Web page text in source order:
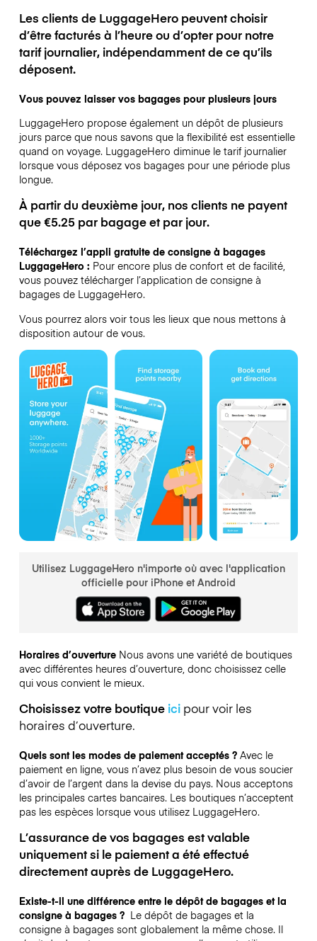
Les clients de LuggageHero peuvent choisir
d’être facturés à l’heure ou d’opter pour notre
tarif journalier, indépendamment de ce qu’ils
déposent.
Vous pouvez laisser vos bagages pour plusieurs jours
LuggageHero propose également un dépôt de plusieurs
jours parce que nous savons que la flexibilité est essentielle
quand on voyage. LuggageHero diminue le tarif journalier
lorsque vous déposez vos bagages pour une période plus
longue.
À partir du deuxième jour, nos clients ne payent
que €5.25 par bagage et par jour.
Téléchargez l’appli gratuite de consigne à bagages
LuggageHero :Pour encore plus de confort et de facilité,
vous pouvez télécharger l’application de consigne à
bagages de LuggageHero.
Vous pourrez alors voir tous les lieux que nous mettons à
disposition autour de vous.
Utilisez LuggageHero n'importe où avec l'application
officielle pour iPhone et Android
Horaires d’ouverture Nous avons une variété de boutiques
avec différentes heures d’ouverture, donc choisissez celle
qui vous convient le mieux.
Choisissez votre boutique icipour voir les
horaires d’ouverture.
Quels sont les modes de paiement acceptés ? Avec le
paiement en ligne, vous n’avez plus besoin de vous soucier
d’avoir de l’argent dans la devise du pays. Nous acceptons
les principales cartes bancaires. Les boutiques n’acceptent
pas les espèces lorsque vous utilisez LuggageHero.
L’assurance de vos bagages est valable
uniquement si le paiement a été effectué
directement auprès de LuggageHero.
Existe-t-il une différence entre le dépôt de bagages et la
consigne à bagages ? Le dépôt de bagages et la
consigne à bagages sont globalement la même chose. Il